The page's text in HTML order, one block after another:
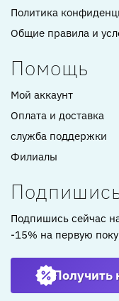
Политика
Общие правила и
Помощь
Мой аккаунт
Оплата и доставка
служба поддержки
Филиалы
Подпишись сейчас
-15% на первую
Получить